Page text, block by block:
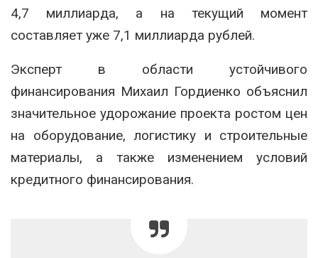
4,7 миллиарда, а на текущий момент
составляет уже 7,1 миллиарда рублей.
Эксперт в области устойчивого
финансирования Михаил Гордиенко объяснил
значительное удорожание проекта ростом цен
на оборудование, логистику и строительные
материалы, а также изменением условий
кредитного финансирования.